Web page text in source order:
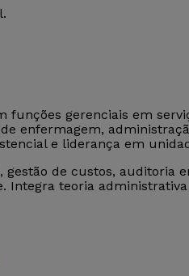
gerenciais em
enfermagem,
e liderança em
gestão de custos, auditoria
Integra teoria